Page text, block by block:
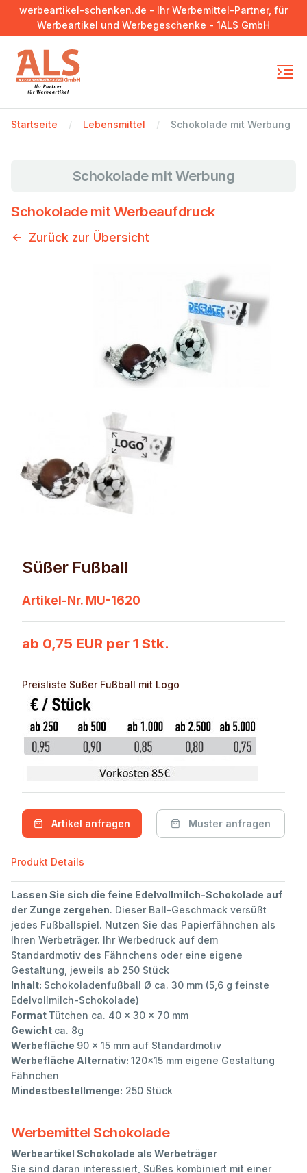
werbeartikel-schenken.de - Ihr Werbemittel-Partner, für
Werbeartikel und Werbegeschenke - 1ALS GmbH
Startseite Lebensmittel Schokolade mit Werbung
Schokolade mit Werbung
Schokolade mit Werbeaufdruck
Zurück zur Übersicht
Süßer Fußball
Artikel-Nr. MU-1620
ab 0,75 EUR per 1 Stk.
Preisliste Süßer Fußball mit Logo
Artikel anfragen Muster anfragen
Produkt Details
Lassen Sie sich die feine Edelvollmilch-Schokolade auf
der Zunge zergehen. Dieser Ball-Geschmack versüßt
jedes Fußballspiel. Nutzen Sie das Papierfähnchen als
Ihren Werbeträger. Ihr Werbedruck auf dem
Standardmotiv des Fähnchens oder eine eigene
Gestaltung, jeweils ab 250 Stück
Inhalt: Schokoladenfußball Ø ca. 30 mm (5,6 g feinste
Edelvollmilch-Schokolade)
Format Tütchen ca. 40 x 30 x 70 mm
Gewicht ca. 8g
Werbefläche 90 x 15 mm auf Standardmotiv
Werbefläche Alternativ: 120x15 mm eigene Gestaltung
Fähnchen
Mindestbestellmenge: 250 Stück
Werbemittel Schokolade
Werbeartikel Schokolade als Werbeträger
Sie sind daran interessiert, Süßes kombiniert mit einer